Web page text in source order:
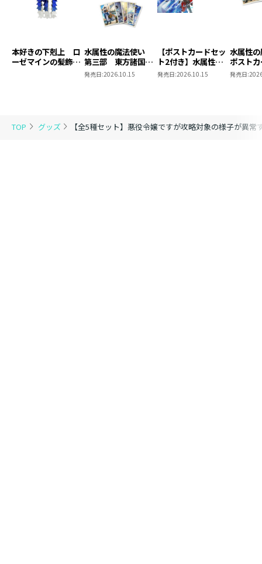
TOP グッズ 【全5種セット】悪役令嬢ですが攻略対象の様子が異
本好きの下剋上 ロ
ーゼマインの髪飾り
水属性の魔法使い
第三部 東方諸国編
8 同時発売まとめ
買いセット
発売日:2026.10.15
【ポストカードセッ
ト2付き】水属性の
魔法使い 第三部
東方諸国編8
発売日:2026.10.15
水属性
ポスト
2
発売日: